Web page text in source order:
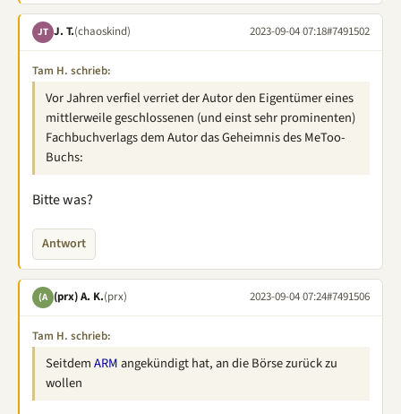
JT J. T.(chaoskind) 2023-09-04 07:18#7491502
Tam H. schrieb:
Vor Jahren verfiel verriet der Autor den Eigentümer eines
mittlerweile geschlossenen (und einst sehr prominenten)
Fachbuchverlags dem Autor das Geheimnis des MeToo-
Buchs:
Bitte was?
Antwort
(A (prx) A. K.(prx) 2023-09-04 07:24#7491506
Tam H. schrieb:
SeitdemARMangekündigt hat, an die Börse zurück zu
wollen